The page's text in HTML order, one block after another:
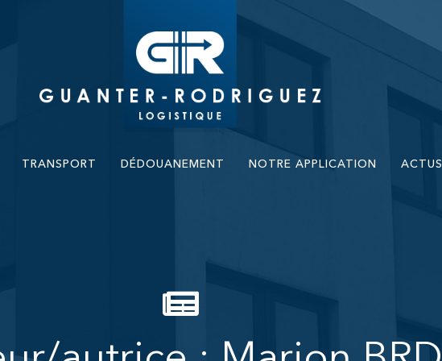
TRANSPORT DÉDOUANEMENT NOTRE APPLICATION ACTUS